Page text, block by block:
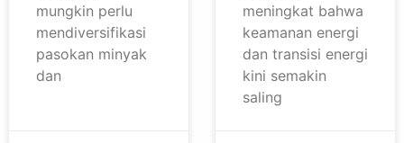
mungkin perlu
mendiversifikasi
pasokan minyak
dan
meningkat bahwa
keamanan energi
dan transisi energi
kini semakin
saling